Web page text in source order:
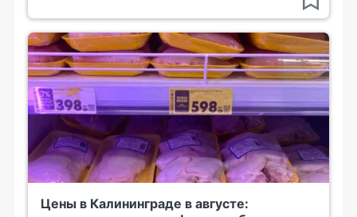
Цены в Калининграде в августе: